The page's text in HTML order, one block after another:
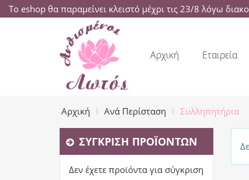
Το eshop θα παραμείνει κλειστό μέχρι τις 23/8 λόγω
Αρχική Εταιρεία
Αρχική Ανά Περίσταση Συλληπητήρια
ΣΎΓΚΡΙΣΗ ΠΡΟΪΌΝΤΩΝ
Δεν έχετε προϊόντα για σύγκριση